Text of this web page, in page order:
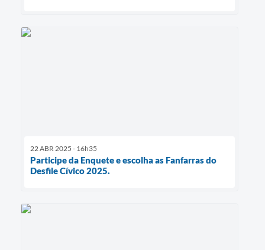
22 ABR 2025 - 16h35
Participe da Enquete e escolha as Fanfarras do
Desfile Cívico 2025.